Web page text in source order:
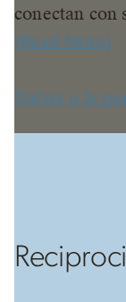
conectan con
(Read More)
Volver a la